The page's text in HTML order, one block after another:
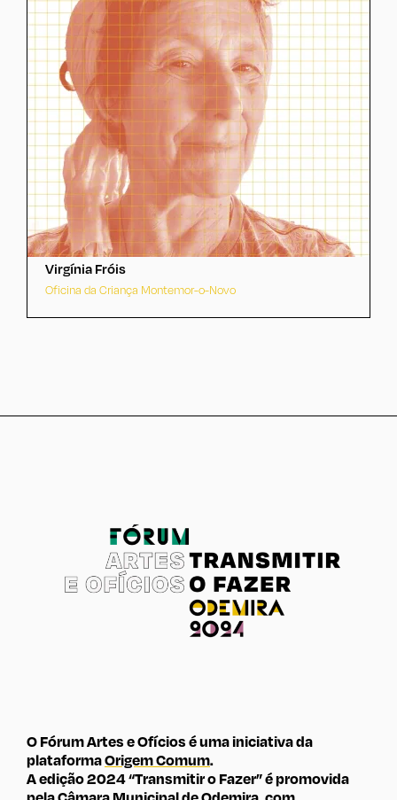
Virgínia Fróis
Oficina da Criança Montemor-o-Novo
O Fórum Artes e Ofícios é uma iniciativa da
plataformaOrigem Comum.
A edição 2024 “Transmitir o Fazer” é promovida